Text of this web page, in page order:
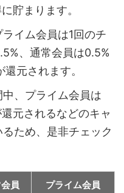
貯まります。
イム会員は1回のチ
、通常会員は0.5%
元されます。
、プライム会員は
元されるなどのキャ
ため、是非チェック
員 プライム会員